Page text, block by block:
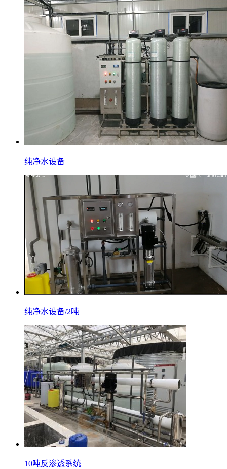
纯净水设备
纯净水设备/2吨
10吨反渗透系统